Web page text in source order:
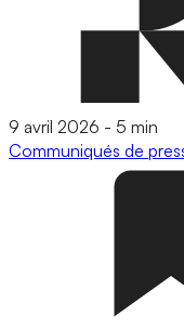
9 avril 2026 - 5 min
Communiqués de